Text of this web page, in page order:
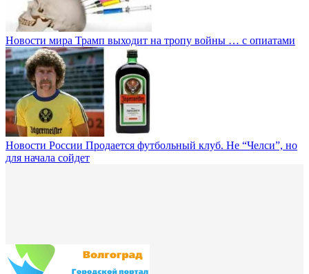
Новости мира Трамп выходит на тропу войны … с опиатами
Новости России Продается футбольный клуб. Не “Челси”, но
для начала сойдет